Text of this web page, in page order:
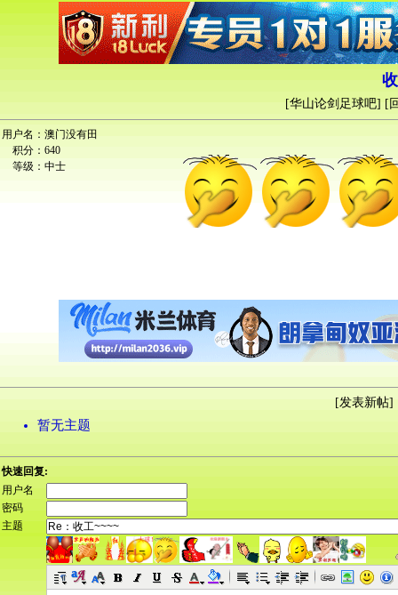
[华山论剑足球吧] [
用户名： 澳门没有田
积分： 640
等级： 中士
[发表新帖]
暂无主题
快速回复:
用户名
密码
主题